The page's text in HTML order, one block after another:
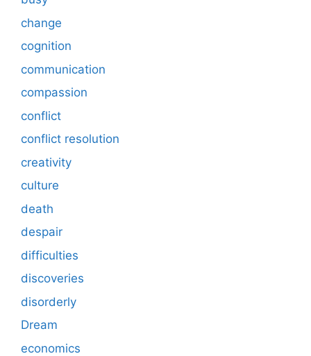
change
cognition
communication
compassion
conflict
conflict resolution
creativity
culture
death
despair
difficulties
discoveries
disorderly
Dream
economics